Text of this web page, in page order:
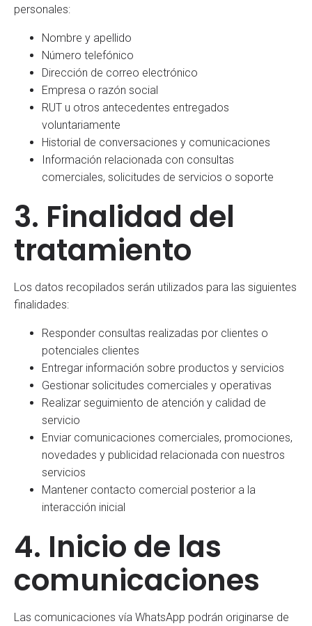
personales:
Nombre y apellido
Número telefónico
Dirección de correo electrónico
Empresa o razón social
RUT u otros antecedentes entregados
voluntariamente
Historial de conversaciones y comunicaciones
Información relacionada con consultas
comerciales, solicitudes de servicios o soporte
3. Finalidad del
tratamiento
Los datos recopilados serán utilizados para las siguientes
finalidades:
Responder consultas realizadas por clientes o
potenciales clientes
Entregar información sobre productos y servicios
Gestionar solicitudes comerciales y operativas
Realizar seguimiento de atención y calidad de
servicio
Enviar comunicaciones comerciales, promociones,
novedades y publicidad relacionada con nuestros
servicios
Mantener contacto comercial posterior a la
interacción inicial
4. Inicio de las
comunicaciones
Las comunicaciones vía WhatsApp podrán originarse de